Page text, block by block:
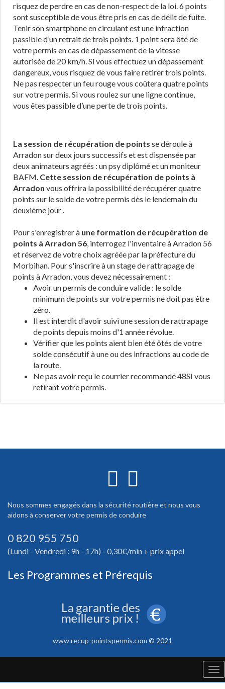
risquez de perdre en cas de non-respect de la loi. 6 points
sont susceptible de vous être pris en cas de délit de fuite.
Tenir son smartphone en circulant est une infraction
passible d’un retrait de trois points. 1 point sera ôté de
votre permis en cas de dépassement de la vitesse
autorisée de 20 km/h. Si vous effectuez un dépassement
dangereux, vous risquez de vous faire retirer trois points.
Ne pas respecter un feu rouge vous coûtera quatre points
sur votre permis. Si vous roulez sur une ligne continue,
vous êtes passible d’une perte de trois points.
La session de récupération de points se déroule à
Arradon sur deux jours successifs et est dispensée par
deux animateurs agréés : un psy diplômé et un moniteur
BAFM. Cette session de récupération de points à
Arradon vous offrira la possibilité de récupérer quatre
points sur le solde de votre permis dès le lendemain du
deuxième jour .
Pour s'enregistrer à une formation de récupération de
points à Arradon 56, interrogez l'inventaire à Arradon 56
et réservez de votre choix agréée par la préfecture du
Morbihan. Pour s'inscrire à un stage de rattrapage de
points à Arradon, vous devez nécessairement :
Avoir un permis de conduire valide : le solde
minimum de points sur votre permis ne doit pas être
zéro.
Il est interdit d'avoir suivi une session de rattrapage
de points depuis moins d'1 année révolue.
Vérifier que les points aient bien été ôtés de votre
solde consécutif à une ou des infractions au code de
la route.
Ne pas avoir reçu le courrier recommandé 48SI vous
retirant votre permis.
Nous sommes engagés dans la sécurité routière et nous vous
aidons à conserver votre permis de conduire
0 820 955 750
(Lundi - Vendredi : 9h - 17h) - 0,30€/min + prix appel
Les Programmes et Prérequis
www.recup-pointspermis.com © 2021